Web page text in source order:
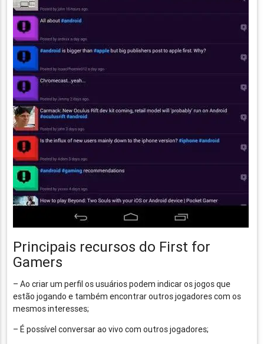
Principais recursos do First for
Gamers
– Ao criar um perfil os usuários podem indicar os jogos que
estão jogando e também encontrar outros jogadores com os
mesmos interesses;
– É possível conversar ao vivo com outros jogadores;